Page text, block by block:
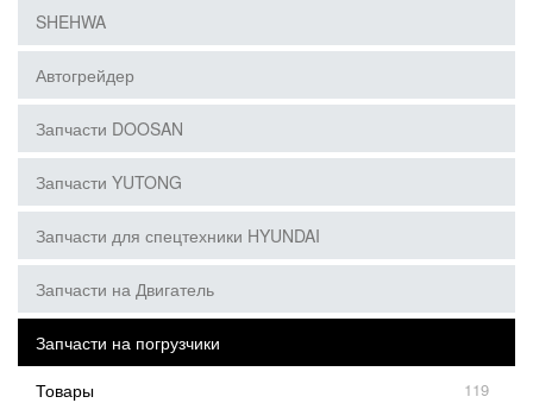
SHEHWA
Автогрейдер
Запчасти DOOSAN
Запчасти YUTONG
Запчасти для спецтехники HYUNDAI
Запчасти на Двигатель
Запчасти на погрузчики
Товары
119